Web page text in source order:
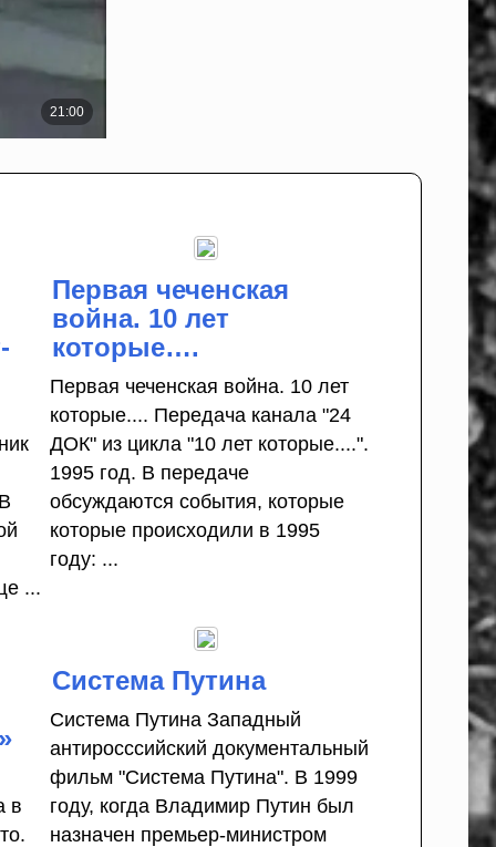
...
Первая чеченская
война. 10 лет
которые….
Первая чеченская война. 10 лет
которые.... Передача канала "24
ДОК" из цикла "10 лет которые....".
1995 год. В передаче
обсуждаются события, которые
которые происходили в 1995
году: ...
в
Система Путина
Система Путина Западный
антиросссийский документальный
фильм "Система Путина". В 1999
году, когда Владимир Путин был
назначен премьер-министром